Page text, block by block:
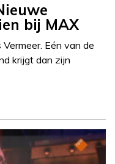
bij MAX
Eén van de
krijgt dan zijn